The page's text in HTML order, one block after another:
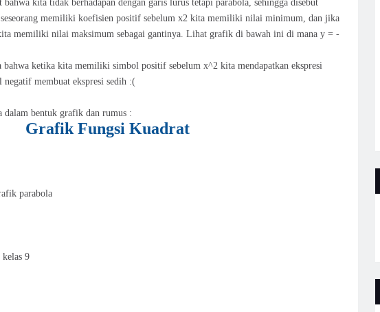
kita tidak berhadapan dengan garis lurus tetapi parabola, sehingga disebut
memiliki koefisien positif sebelum x2 kita memiliki nilai minimum, dan jika
memiliki nilai maksimum sebagai gantinya. Lihat grafik di bawah ini di mana y = -
ketika kita memiliki simbol positif sebelum x^2 kita mendapatkan ekspresi
membuat ekspresi sedih :(
dalam bentuk grafik dan rumus :
Grafik Fungsi Kuadrat
parabola
9